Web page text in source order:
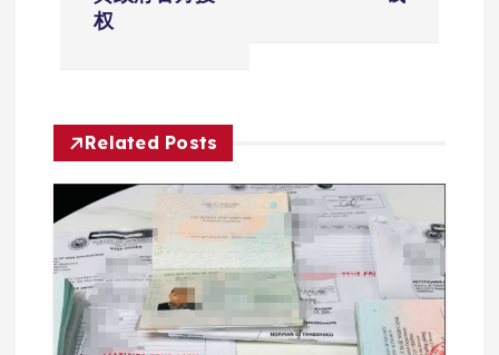
权
Related Posts